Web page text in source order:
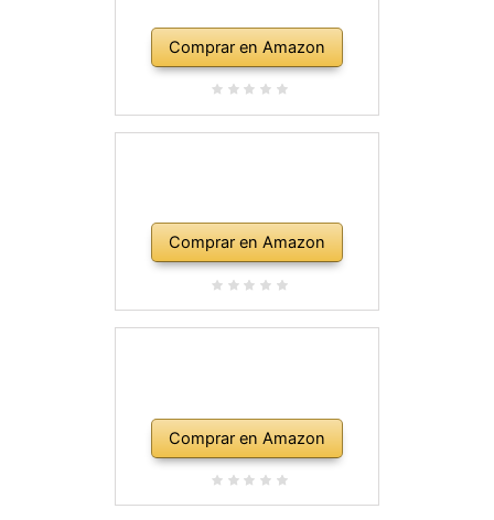
Comprar en Amazon
Comprar en Amazon
Comprar en Amazon